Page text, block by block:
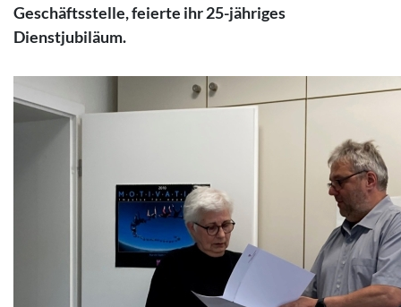
Geschäftsstelle, feierte ihr 25-jähriges
Dienstjubiläum.